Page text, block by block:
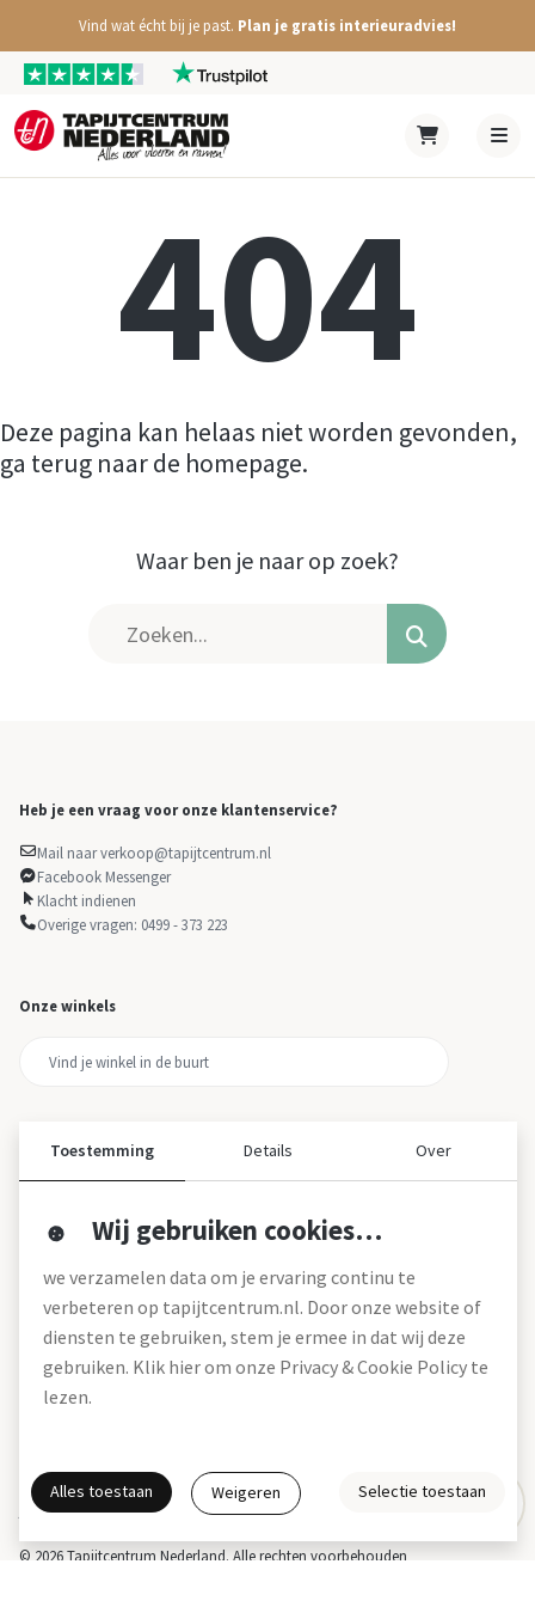
Vind wat écht bij je past. Plan je gratis interieuradvies!
404
Deze pagina kan helaas niet worden gevonden,
ga terug naar de homepage.
Waar ben je naar op zoek?
Heb je een vraag voor onze klantenservice?
Mail naar verkoop@tapijtcentrum.nl
Facebook Messenger
Klacht indienen
Overige vragen: 0499 - 373 223
Onze winkels
Over tapijtcentrum
Werken bij
Montageservice
Blog
© 2026 Tapijtcentrum Nederland. Alle rechten voorbehouden
Actie- en betalingsvoorwaarden * Disclaimer
Gratis interieuradvies
Toestemming Details Over
Wij gebruiken cookies…
we verzamelen data om je ervaring continu te
verbeteren op tapijtcentrum.nl. Door onze website of
diensten te gebruiken, stem je ermee in dat wij deze
gebruiken. Klik hier om onze Privacy & Cookie Policy te
lezen.
Alles toestaan Weigeren Selectie toestaan